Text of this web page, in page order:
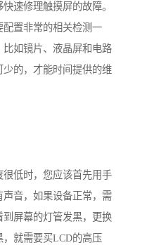
速修理触摸屏的故障。
配置非常的相关检测一
如镜片、液晶屏和电路
的，才能时间提供的维
很低时，您应该首先用手
音，如果设备正常，需
屏幕的灯管发黑，更换
就需要买LCD的高压